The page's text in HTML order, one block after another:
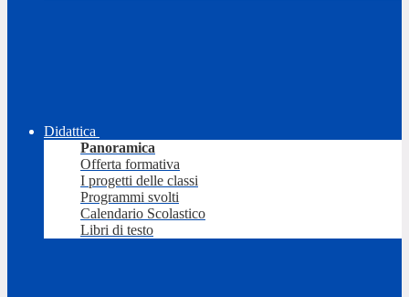
Didattica
Panoramica
Offerta formativa
I progetti delle classi
Programmi svolti
Calendario Scolastico
Libri di testo